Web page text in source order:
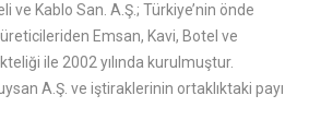
ve Kablo San. A.Ş.; Türkiye’nin önde
Emsan, Kavi, Botel ve
ile 2002 yılında kurulmuştur.
A.Ş. ve iştiraklerinin ortaklıktaki payı